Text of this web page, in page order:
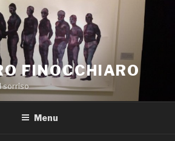
FINOCCHIARO
sorriso
Menu